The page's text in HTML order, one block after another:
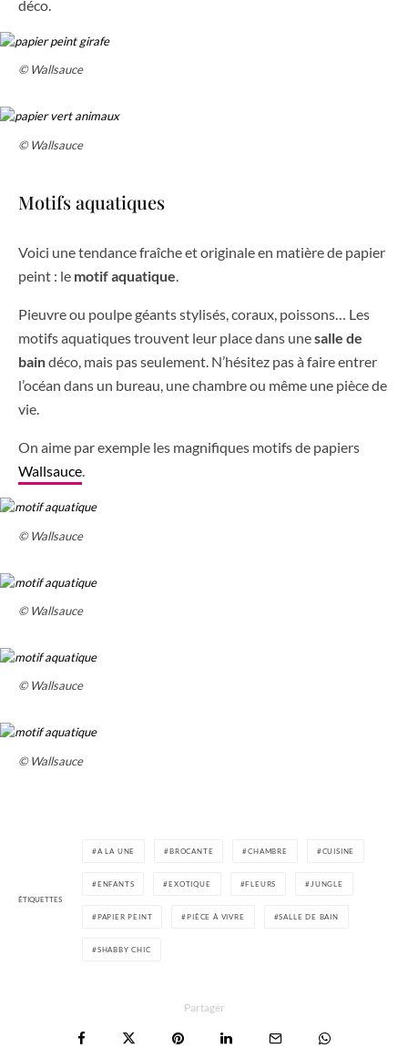
déco.
© Wallsauce
© Wallsauce
Motifs aquatiques
Voici une tendance fraîche et originale en matière de papier
peint : le motif aquatique.
Pieuvre ou poulpe géants stylisés, coraux, poissons… Les
motifs aquatiques trouvent leur place dans unesalle de
baindéco, mais pas seulement. N’hésitez pas à faire entrer
l’océan dans un bureau, une chambre ou même une pièce de
vie.
On aime par exemple les magnifiques motifs de papiers
Wallsauce.
© Wallsauce
© Wallsauce
© Wallsauce
© Wallsauce
ÉTIQUETTES
A LA UNE BROCANTE CHAMBRE CUISINE
ENFANTS EXOTIQUE FLEURS JUNGLE
PAPIER PEINT PIÈCE À VIVRE SALLE DE BAIN
SHABBY CHIC
Partager